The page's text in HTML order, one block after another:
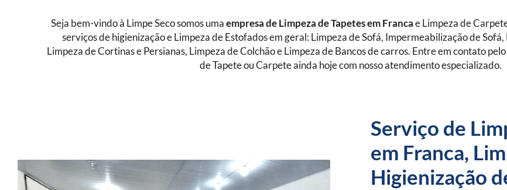
Seja bem-vindo à Limpe Seco somos uma empresa de Limpeza de Tapetesem Franca e Limpeza de
serviços de higienização e Limpeza de Estofados em geral: Limpeza de Sofá, Impermeabilização de
Limpeza de Cortinas e Persianas, Limpeza de Colchão e Limpeza de Bancos de carros. Entre em contato
de Tapete ou Carpete ainda hoje com nosso atendimento especializado.
Serviço de
em Franca,
Higienização